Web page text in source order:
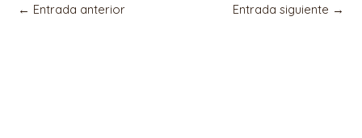
← Entrada anterior Entrada siguiente →